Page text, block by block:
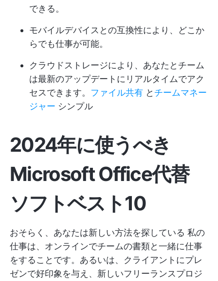
できる。
モバイルデバイスとの互換性により、どこか
らでも仕事が可能。
クラウドストレージにより、あなたとチーム
は最新のアップデートにリアルタイムでアク
セスできます。 ファイル共有 と チームマネー
ジャー シンプル
2024年に使うべき
Microsoft Office代替
ソフトベスト10
おそらく、あなたは新しい方法を探している 私の
仕事は、オンラインでチームの書類と一緒に仕事
をすることです。あるいは、クライアントにプレ
ゼンで好印象を与え、新しいフリーランスプロジ